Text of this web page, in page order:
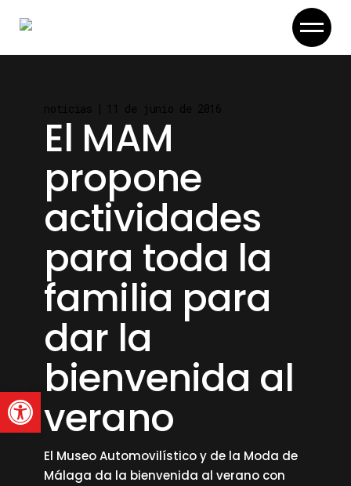
El MAM
propone
actividades
para toda la
familia para
dar la
bienvenida al
verano
El Museo Automovilístico y de la Moda de
Málaga da la bienvenida al verano con
Abrir barra de